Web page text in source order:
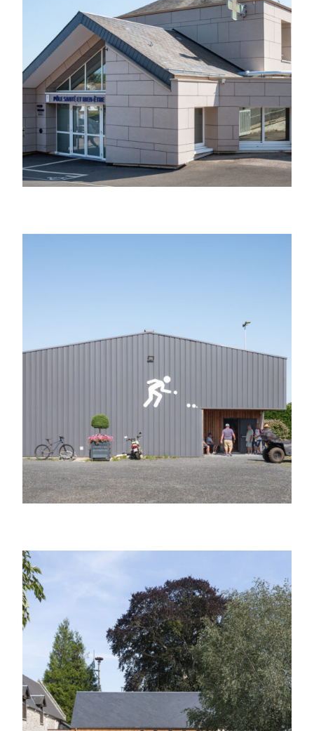
Réhabilitation d’une ancienne école en
Maison de Santé
Extension d’un boulodrome
Réhabilitation d’une caserne en
boulangerie